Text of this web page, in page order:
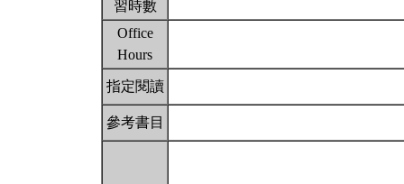
習時數
Office
Hours
指定閱讀
參考書目